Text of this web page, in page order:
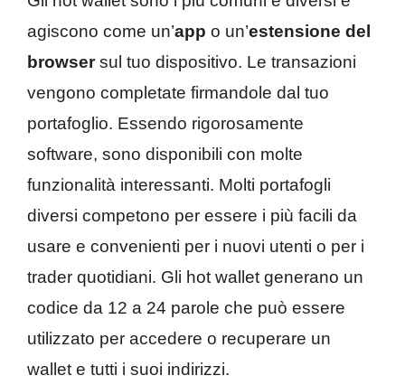
agiscono come un’app o un’estensione del
browsersul tuo dispositivo. Le transazioni
vengono completate firmandole dal tuo
portafoglio. Essendo rigorosamente
software, sono disponibili con molte
funzionalità interessanti. Molti portafogli
diversi competono per essere i più facili da
usare e convenienti per i nuovi utenti o per i
trader quotidiani. Gli hot wallet generano un
codice da 12 a 24 parole che può essere
utilizzato per accedere o recuperare un
wallet e tutti i suoi indirizzi.